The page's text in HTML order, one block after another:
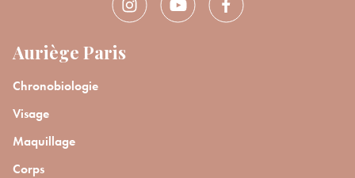
Auriège Paris
Chronobiologie
Visage
Maquillage
Corps